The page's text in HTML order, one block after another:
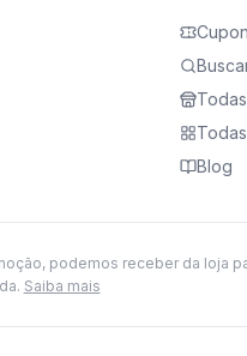
Blog
podemos receber da loja
Saiba mais